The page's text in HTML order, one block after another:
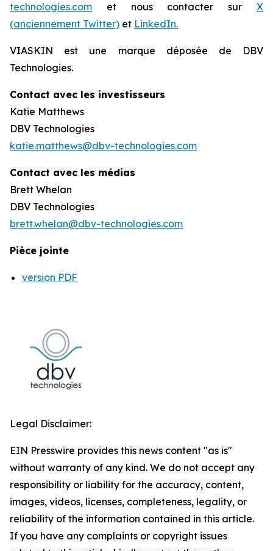
technologies.com et nous contacter sur X
(anciennement Twitter) et LinkedIn.
VIASKIN est une marque déposée de DBV
Technologies.
Contact avec les investisseurs
Katie Matthews
DBV Technologies
katie.matthews@dbv-technologies.com
Contact avec les médias
Brett Whelan
DBV Technologies
brett.whelan@dbv-technologies.com
Pièce jointe
version PDF
Legal Disclaimer:
EIN Presswire provides this news content "as is"
without warranty of any kind. We do not accept any
responsibility or liability for the accuracy, content,
images, videos, licenses, completeness, legality, or
reliability of the information contained in this article.
If you have any complaints or copyright issues